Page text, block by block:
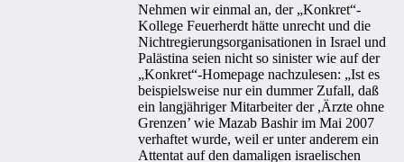
Nehmen wir einmal an, der „Konkret“-
Kollege Feuerherdt hätte unrecht und die
Nichtregierungsorganisationen in Israel und
Palästina seien nicht so sinister wie auf der
„Konkret“-Homepage nachzulesen: „Ist es
beispielsweise nur ein dummer Zufall, daß
ein langjähriger Mitarbeiter der ,Ärzte ohne
Grenzen’ wie Mazab Bashir im Mai 2007
verhaftet wurde, weil er unter anderem ein
Attentat auf den damaligen israelischen